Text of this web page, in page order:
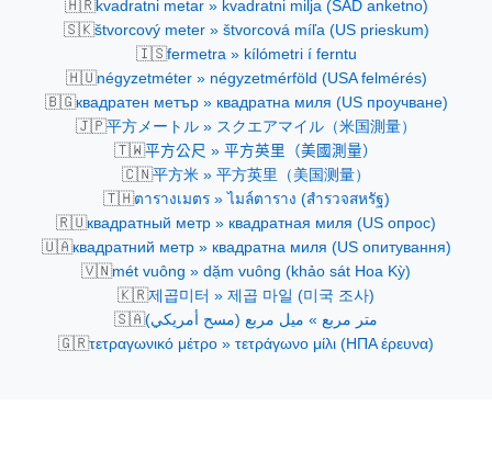
🇭🇷kvadratni metar » kvadratni milja (SAD anketno)
🇸🇰štvorcový meter » štvorcová míľa (US prieskum)
🇮🇸fermetra » kílómetri í ferntu
🇭🇺négyzetméter » négyzetmérföld (USA felmérés)
🇧🇬квадратен метър » квадратна миля (US проучване)
🇯🇵平方メートル » スクエアマイル（米国測量）
🇹🇼平方公尺 » 平方英里（美國測量）
🇨🇳平方米 » 平方英里（美国测量）
🇹🇭ตารางเมตร » ไมล์ตาราง (สำรวจสหรัฐ)
🇷🇺квадратный метр » квадратная миля (US опрос)
🇺🇦квадратний метр » квадратна миля (US опитування)
🇻🇳mét vuông » dặm vuông (khảo sát Hoa Kỳ)
🇰🇷제곱미터 » 제곱 마일 (미국 조사)
🇸🇦متر مربع » ميل مربع (مسح أمريكي)
🇬🇷τετραγωνικό μέτρο » τετράγωνο μίλι (ΗΠΑ έρευνα)